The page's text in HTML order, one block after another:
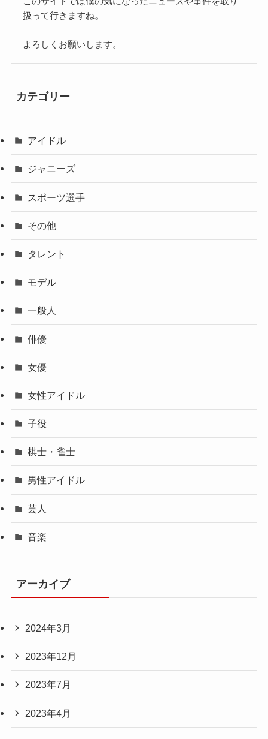
扱って行きますね。
よろしくお願いします。
カテゴリー
アイドル
ジャニーズ
スポーツ選手
その他
タレント
モデル
一般人
俳優
女優
女性アイドル
子役
棋士・雀士
男性アイドル
芸人
音楽
アーカイブ
2024年3月
2023年12月
2023年7月
2023年4月